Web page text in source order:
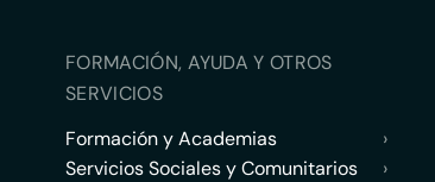
FORMACIÓN, AYUDA Y OTROS
SERVICIOS
Formación y Academias
›
Servicios Sociales y Comunitarios
›